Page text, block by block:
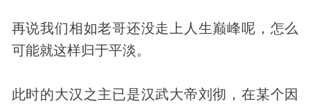
再说我们相如老哥还没走上人生巅峰呢，怎么
可能就这样归于平淡。
此时的大汉之主已是汉武大帝刘彻，在某个因